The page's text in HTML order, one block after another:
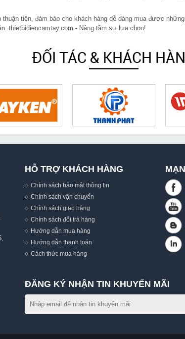
tiện, đảm bảo cho khách hàng dễ dàng mua được
thietbidiencamtay.com - Nâng tầm sự lựa chọn!
ĐỐI TÁC & KHÁCH
HỖ TRỢ KHÁCH HÀNG
Chính sách bảo mật thông tin
Chính sách vận chuyển
Chính sách giao hàng
Chính sách đổi trả hàng
Hướng dẫn mua hàng
Hướng dẫn thanh toán
Cách thức mua hàng
ĐĂNG KÝ NHẬN TIN KHUYẾN MÃI